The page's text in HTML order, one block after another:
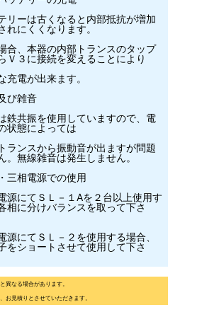
ーは古くなると内部抵抗が増加
れにくくなります。
、本器の内部トランスのタップ
Ｖ３に接続を変えることにより
電が出来ます。
び雑音
共振を使用していますので、電
状態によっては
ンスから振動音が出ますが問題
。無線雑音は発生しません。
三相電源での使用
にてＳＬ－１Aを２台以上使用す
相に分けバランスを取って下さ
にてＳＬ－２を使用する場合、
をショートさせて使用して下さ
異なる場合があります。
お見積りとさせていただきます。